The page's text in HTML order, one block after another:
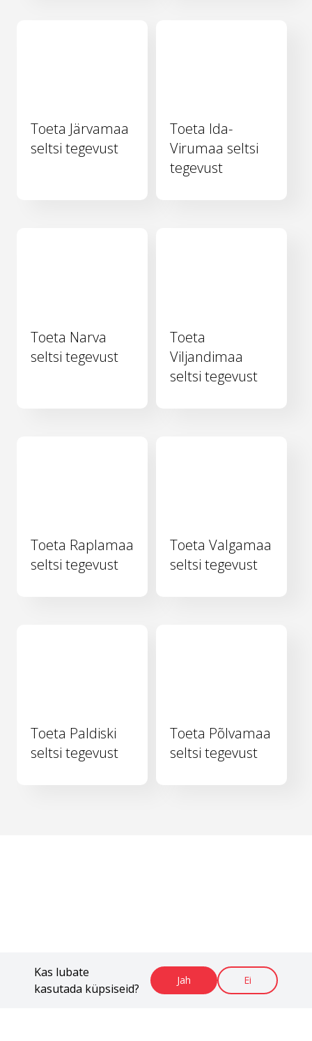
Kas lubate
kasutada küpsiseid?
Jah Ei
Toeta Järvamaa
seltsi tegevust
Toeta Ida-
Virumaa seltsi
tegevust
Toeta Narva
seltsi tegevust
Toeta
Viljandimaa
seltsi tegevust
Toeta Raplamaa
seltsi tegevust
Toeta Valgamaa
seltsi tegevust
Toeta Paldiski
seltsi tegevust
Toeta Põlvamaa
seltsi tegevust